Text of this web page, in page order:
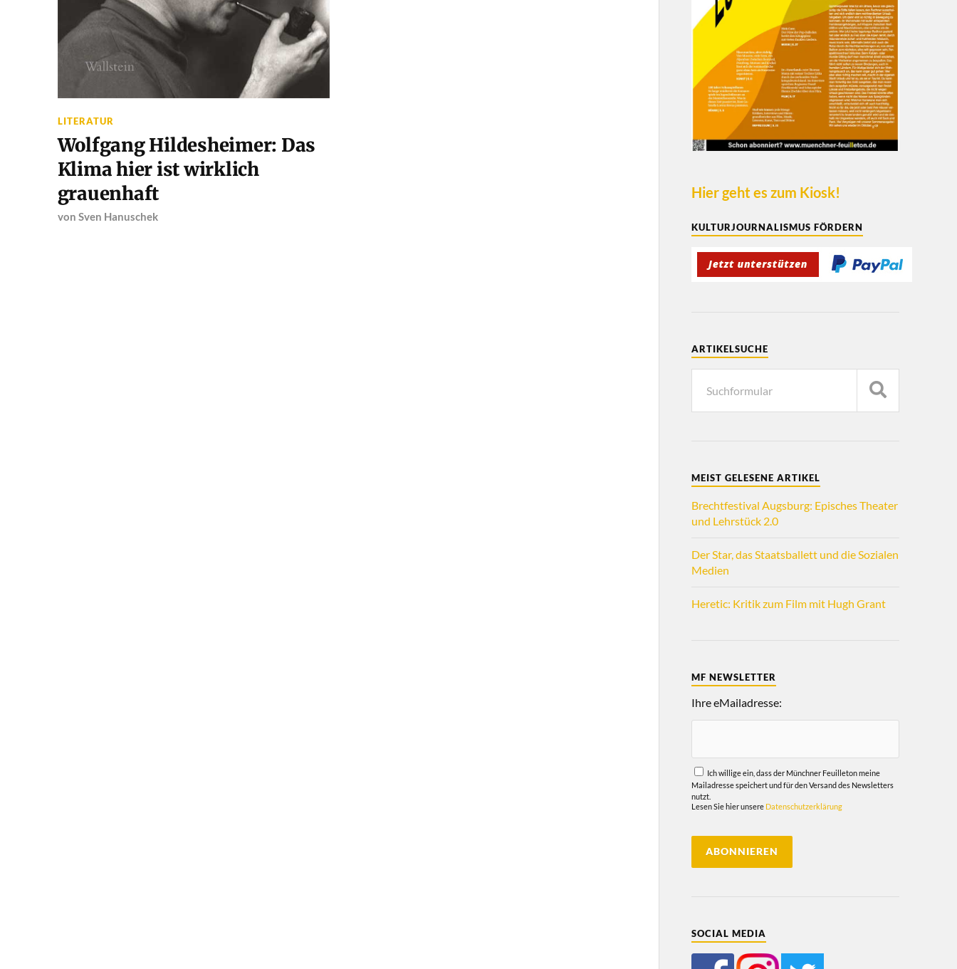
LITERATUR
Wolfgang Hildesheimer: Das
Klima hier ist wirklich
grauenhaft
von Sven Hanuschek
Hier geht es zum Kiosk!
KULTURJOURNALISMUS FÖRDERN
ARTIKELSUCHE
MEIST GELESENE ARTIKEL
Brechtfestival Augsburg: Episches Theater
und Lehrstück 2.0
Der Star, das Staatsballett und die Sozialen
Medien
Heretic: Kritik zum Film mit Hugh Grant
MF NEWSLETTER
Ihre eMailadresse:
Ich willige ein, dass der Münchner Feuilleton meine
Mailadresse speichert und für den Versand des Newsletters
nutzt.
Lesen Sie hier unsere Datenschutzerklärung
SOCIAL MEDIA